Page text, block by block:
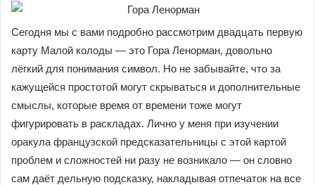
Сегодня мы с вами подробно рассмотрим двадцать первую
карту Малой колоды — это Гора Ленорман, довольно
лёгкий для понимания символ. Но не забывайте, что за
кажущейся простотой могут скрываться и дополнительные
смыслы, которые время от времени тоже могут
фигурировать в раскладах. Лично у меня при изучении
оракула французской предсказательницы с этой картой
проблем и сложностей ни разу не возникало — он словно
сам даёт дельную подсказку, накладывая отпечаток на все